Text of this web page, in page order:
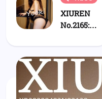
XIUREN
No.2165:
yooki